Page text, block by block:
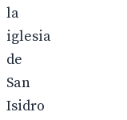
la
iglesia
de
San
Isidro